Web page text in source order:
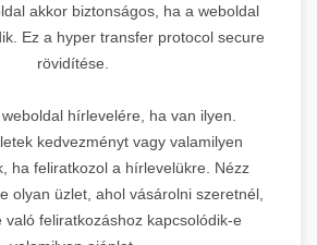
akkor biztonságos, ha a weboldal
Ez a hyper transfer protocol secure
rövidítése.
hírlevelére, ha van ilyen.
kedvezményt vagy valamilyen
ha feliratkozol a hírlevelükre. Nézz
olyan üzlet, ahol vásárolni szeretnél,
való feliratkozáshoz kapcsolódik-e